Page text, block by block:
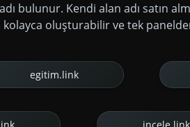
bulunur. Kendi alan adı satın
kolayca oluşturabilir ve tek